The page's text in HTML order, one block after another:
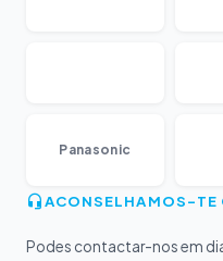
Panasonic
ACONSELHAMOS-
Podes contactar-nos em